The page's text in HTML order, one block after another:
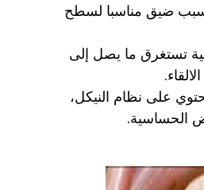
ضيق مناسبا لسطح
تستغرق ما يصل إلى
على نظام النيكل،
الحساسية.